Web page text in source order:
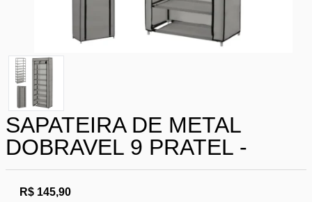
SAPATEIRA DE METAL
DOBRAVEL 9 PRATEL -
R$ 145,90